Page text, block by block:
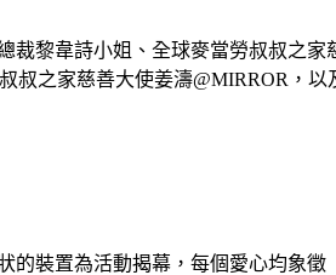
裁黎韋詩小姐、全球麥當勞叔叔之
叔之家慈善大使姜濤@MIRROR，
的裝置為活動揭幕，每個愛心均象